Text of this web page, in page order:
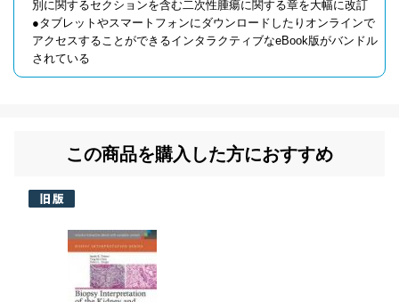
別に関するセクションを含む二次性腫瘍に関する章を大幅に改訂
●タブレットやスマートフォンにダウンロードしたりオンラインで
アクセスすることができるインタラクティブなeBook版がバンドル
されている
この商品を購入した方におすすめ